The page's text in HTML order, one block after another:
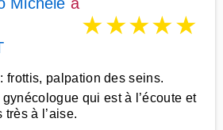
★★★★★
frottis, palpation des seins.
qui est à l’écoute et
à l’aise.